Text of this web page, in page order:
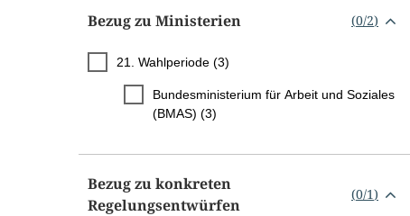
Bezug zu Ministerien (0/2)
21. Wahlperiode (3)
Bundesministerium für Arbeit und Soziales
(BMAS) (3)
Bezug zu konkreten
Regelungsentwürfen
(0/1)